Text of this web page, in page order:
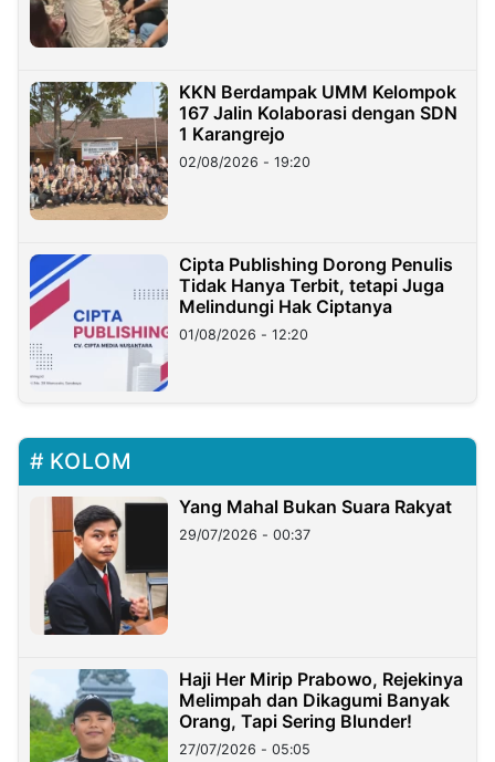
KKN Berdampak UMM Kelompok
167 Jalin Kolaborasi dengan SDN
1 Karangrejo
02/08/2026 - 19:20
Cipta Publishing Dorong Penulis
Tidak Hanya Terbit, tetapi Juga
Melindungi Hak Ciptanya
01/08/2026 - 12:20
KOLOM
Yang Mahal Bukan Suara Rakyat
29/07/2026 - 00:37
Haji Her Mirip Prabowo, Rejekinya
Melimpah dan Dikagumi Banyak
Orang, Tapi Sering Blunder!
27/07/2026 - 05:05